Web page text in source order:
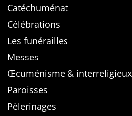
Catéchuménat
Célébrations
Les funérailles
Messes
Œcuménisme & interreligieux
Paroisses
Pèlerinages